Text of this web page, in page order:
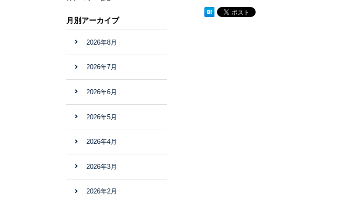
月別アーカイブ
2026年8月
2026年7月
2026年6月
2026年5月
2026年4月
2026年3月
2026年2月